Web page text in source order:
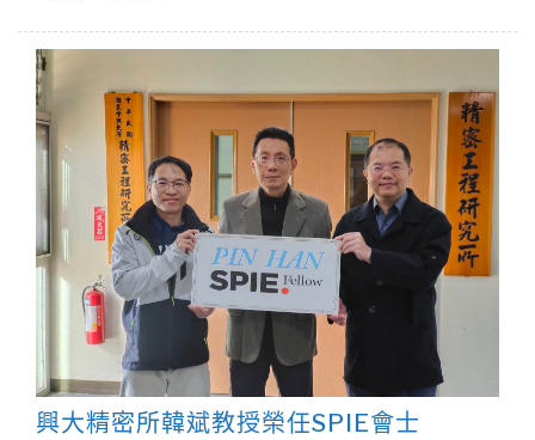
興大精密所韓斌教授榮任SPIE會士